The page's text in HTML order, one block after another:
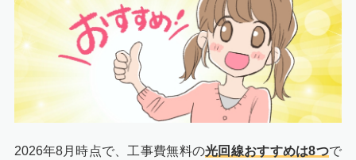
2026年8月 時点で、工事費無料の光回線おすすめは8つで